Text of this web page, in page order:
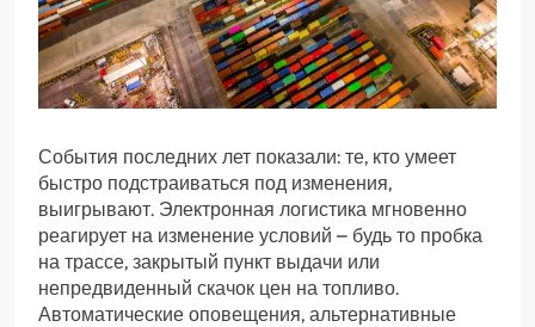
События последних лет показали: те, кто умеет
быстро подстраиваться под изменения,
выигрывают. Электронная логистика мгновенно
реагирует на изменение условий – будь то пробка
на трассе, закрытый пункт выдачи или
непредвиденный скачок цен на топливо.
Автоматические оповещения, альтернативные